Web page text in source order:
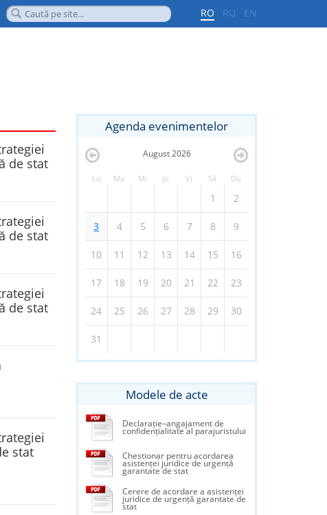
RO RU EN
de stat
de stat
de stat
stat
Agenda evenimentelor
August2026
Lu Ma Mi Jo Vi Sâ Du
1 2
3 4 5 6 7 8 9
10 11 12 13 14 15 16
17 18 19 20 21 22 23
24 25 26 27 28 29 30
31
Modele de acte
Declarație–angajament de
confidențialitate al parajuristului
Chestionar pentru acordarea
asistenței juridice de urgență
garantate de stat
Cerere de acordare a asistenței
juridice de urgență garantate de
stat